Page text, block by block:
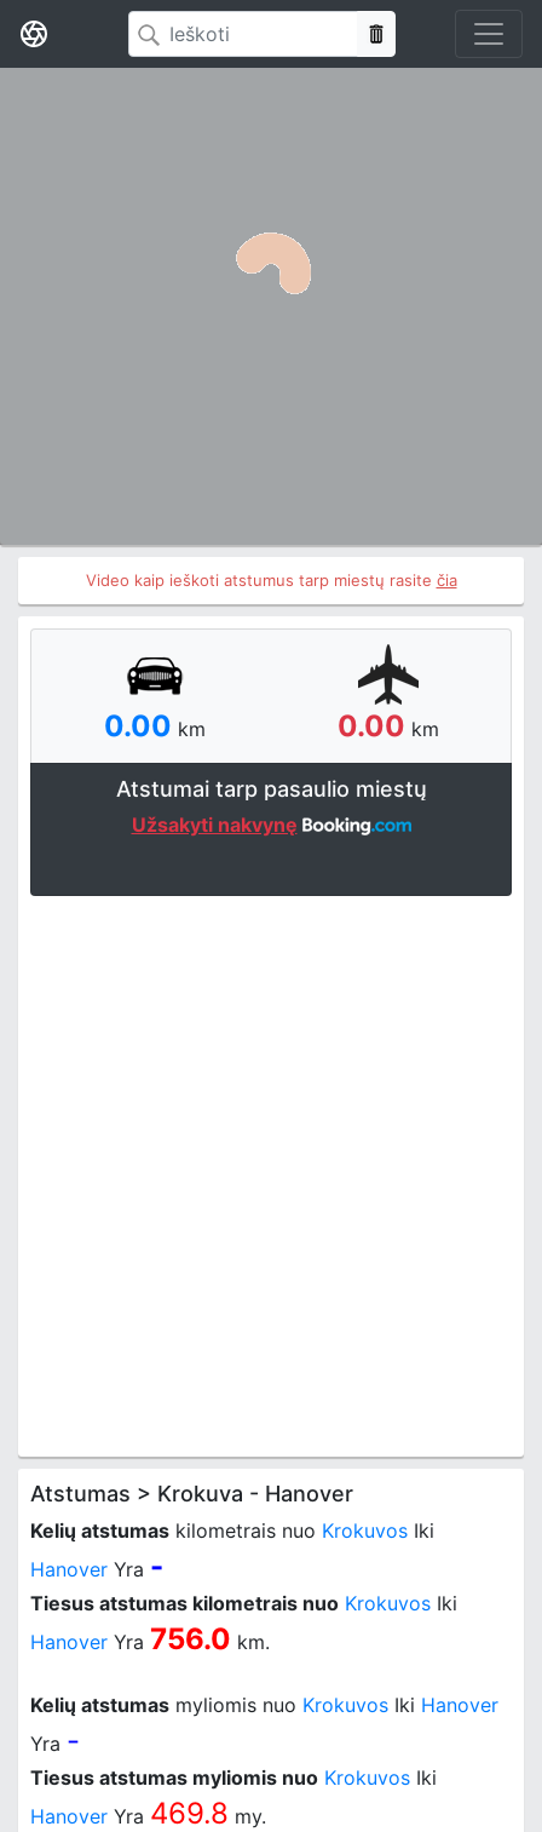
Video kaip ieškoti atstumus tarp miestų rasite čia
0.00 km 0.00 km
Atstumai tarp pasaulio miestų
Užsakyti nakvynę
Atstumas > Krokuva - Hanover
Kelių atstumas kilometrais nuo Krokuvos Iki
Hanover Yra -
Tiesus atstumas kilometrais nuo Krokuvos Iki
Hanover Yra 756.0 km.
Kelių atstumas myliomis nuo Krokuvos Iki Hanover
Yra -
Tiesus atstumas myliomis nuo Krokuvos Iki
Hanover Yra 469.8 my.